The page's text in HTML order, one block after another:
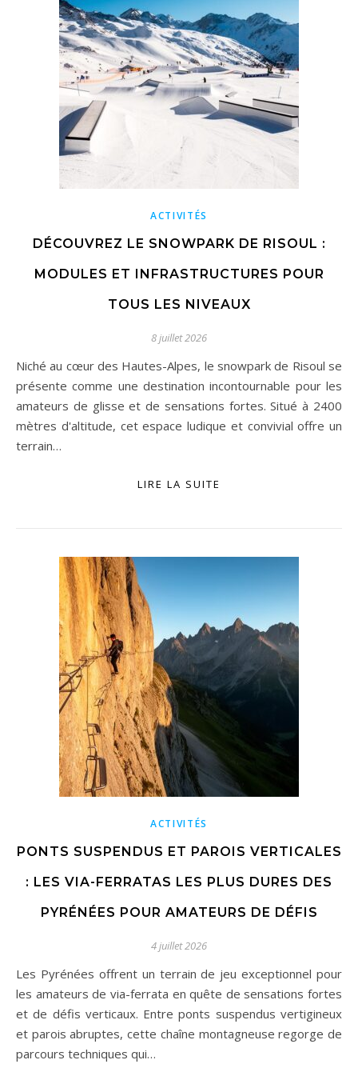
ACTIVITÉS
DÉCOUVREZ LE SNOWPARK DE RISOUL :
MODULES ET INFRASTRUCTURES POUR
TOUS LES NIVEAUX
8 juillet 2026
Niché au cœur des Hautes-Alpes, le snowpark de Risoul se
présente comme une destination incontournable pour les
amateurs de glisse et de sensations fortes. Situé à 2400
mètres d'altitude, cet espace ludique et convivial offre un
terrain…
LIRE LA SUITE
ACTIVITÉS
PONTS SUSPENDUS ET PAROIS VERTICALES
: LES VIA-FERRATAS LES PLUS DURES DES
PYRÉNÉES POUR AMATEURS DE DÉFIS
4 juillet 2026
Les Pyrénées offrent un terrain de jeu exceptionnel pour
les amateurs de via-ferrata en quête de sensations fortes
et de défis verticaux. Entre ponts suspendus vertigineux
et parois abruptes, cette chaîne montagneuse regorge de
parcours techniques qui…